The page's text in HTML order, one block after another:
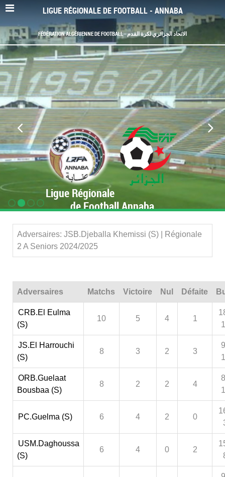
LIGUE RÉGIONALE DE FOOTBALL - ANNABA
FÉDÉRATION ALGÉRIENNE DE FOOTBALL - الاتحاد الجزائري لكرة القدم
Ligue Régionale
de Football Annaba
Adversaires: JSB.Djeballa Khemissi (S) | Régionale
2 A Seniors 2024/2025
Adversaires Matchs Victoire Nul Défaite
CRB.El Eulma
(S)
10 5 4 1
JS.El Harrouchi
(S)
8 3 2 3
ORB.Guelaat
Bousbaa (S)
8 2 2 4
PC.Guelma (S) 6 4 2 0
USM.Daghoussa
(S)
6 4 0 2